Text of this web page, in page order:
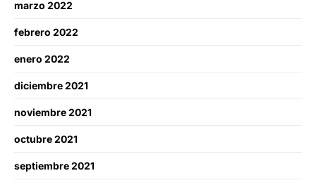
marzo 2022
febrero 2022
enero 2022
diciembre 2021
noviembre 2021
octubre 2021
septiembre 2021